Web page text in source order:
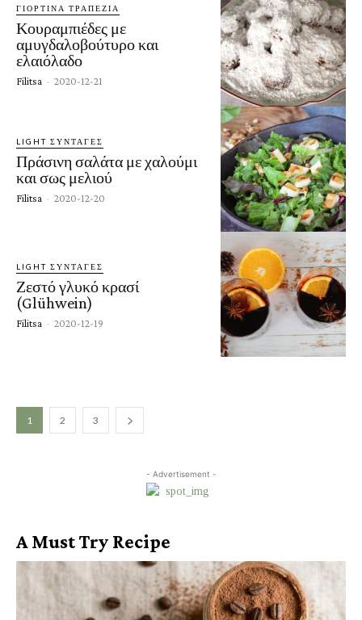
ΓΙΟΡΤΙΝΆ ΤΡΑΠΈΖΙΑ
Κουραμπιέδες με
αμυγδαλοβούτυρο και
ελαιόλαδο
Filitsa - 2020-12-21
LIGHT ΣΥΝΤΑΓΈΣ
Πράσινη σαλάτα με χαλούμι
και σως μελιού
Filitsa - 2020-12-20
LIGHT ΣΥΝΤΑΓΈΣ
Ζεστό γλυκό κρασί
(Glühwein)
Filitsa - 2020-12-19
1 2 3
- Advertisement -
A Must Try Recipe